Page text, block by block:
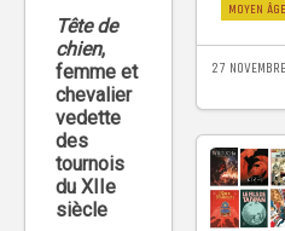
MOYEN ÂGE
27
Tête de
chien,
femme et
chevalier
vedette
des
tournois
du XIIe
siècle